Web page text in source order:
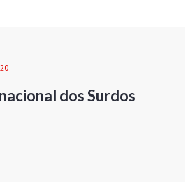
dos Surdos